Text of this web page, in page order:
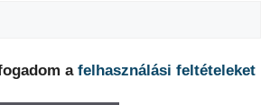
a felhasználási feltételeket